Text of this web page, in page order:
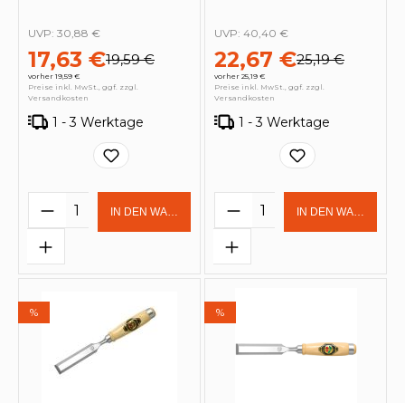
17,63 €19,59 €
vorher 19,59 €
UVP: 30,88 €
Preise inkl. MwSt., ggf. zzgl.
Versandkosten
1 - 3 Werktage
Produkt Anzahl: Gib den
IN DEN WARENKORB
22,67 €25,19 €
vorher 25,19 €
UVP: 40,40 €
Preise inkl. MwSt., ggf. zzgl.
Versandkosten
1 - 3 Werktage
Produkt Anzahl:
IN DEN
% %